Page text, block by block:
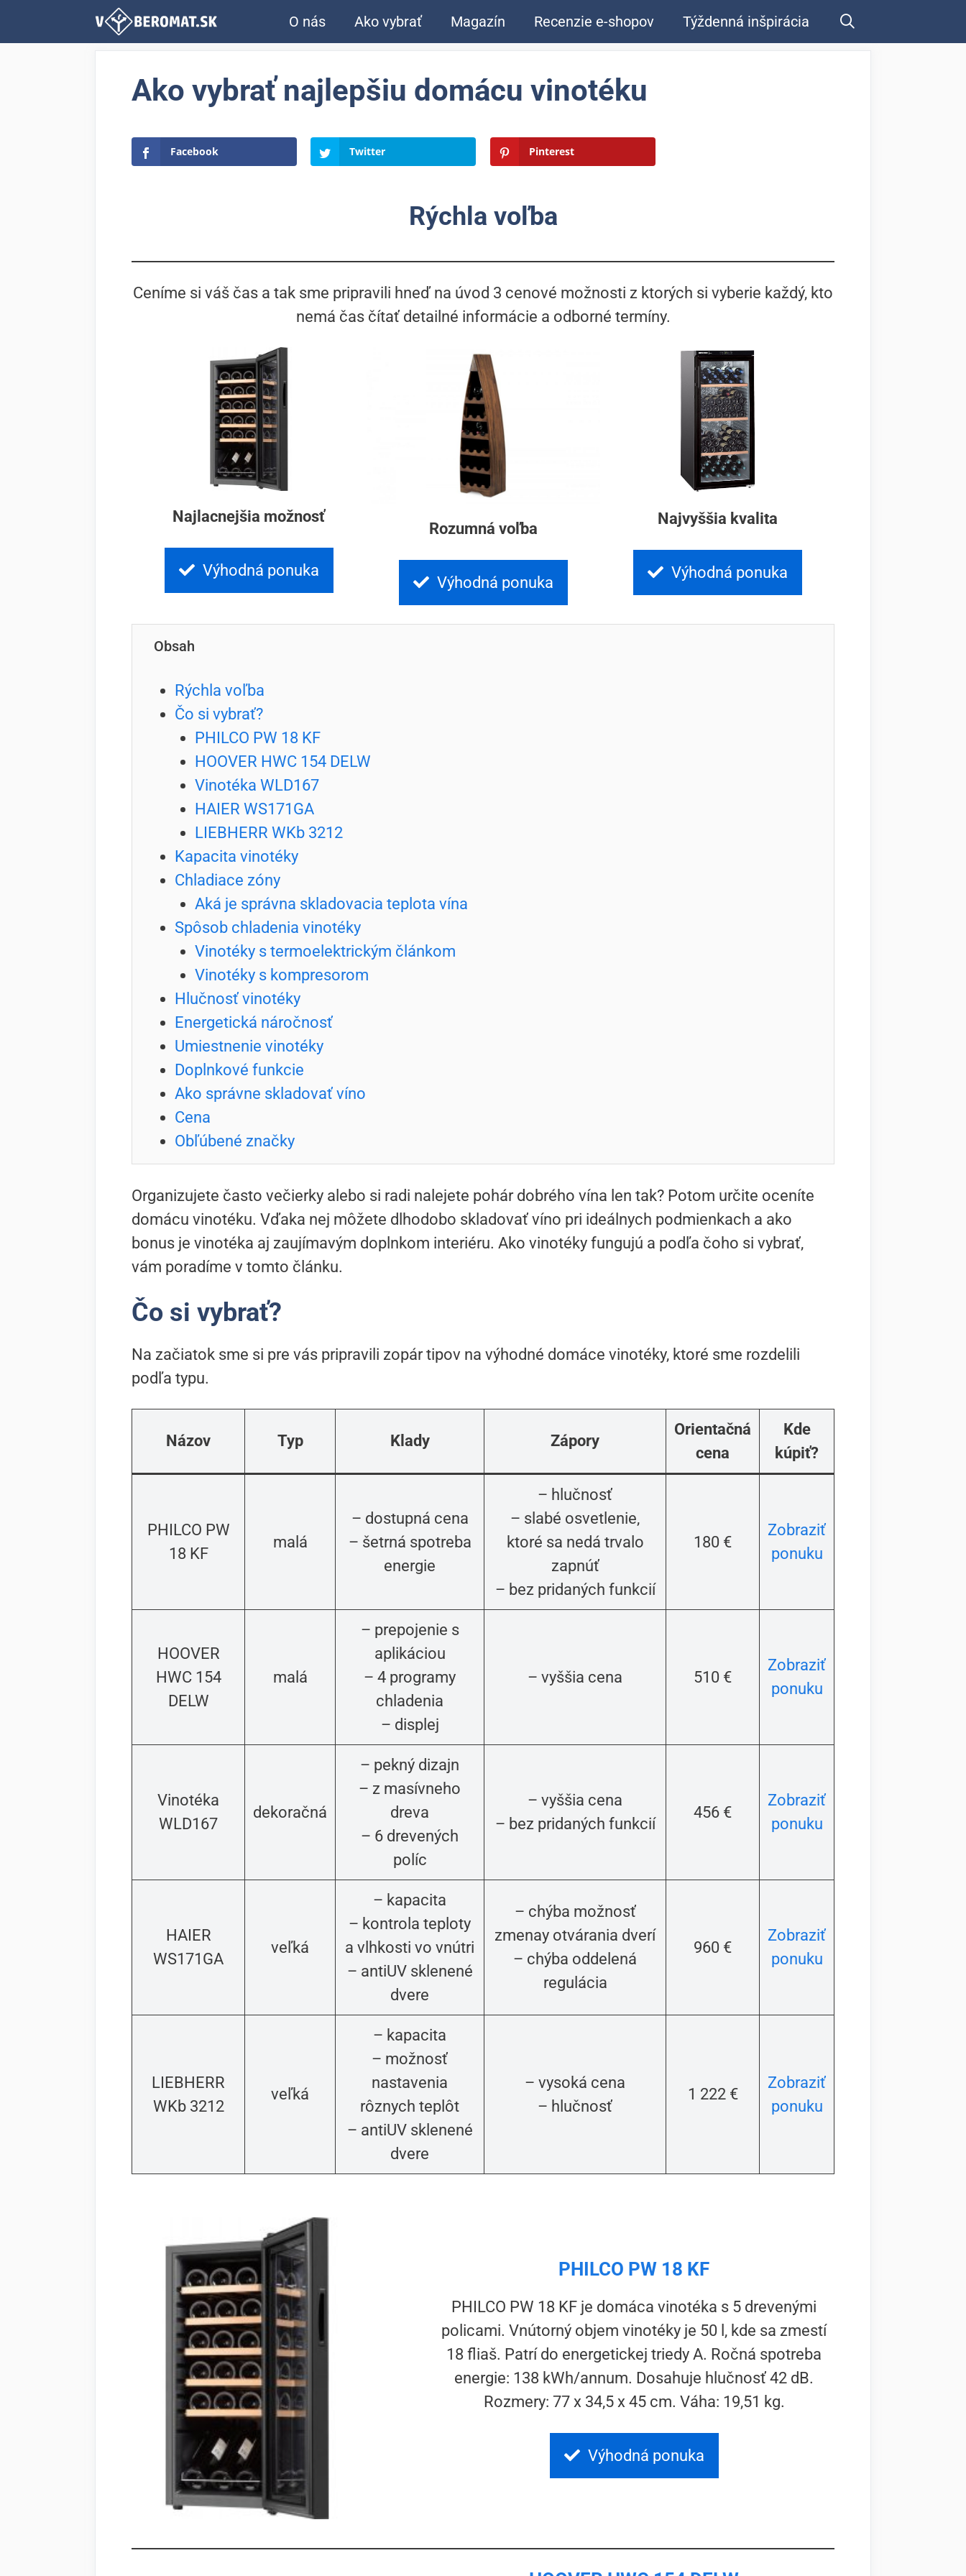
O nás Ako vybrať Magazín Recenzie e-shopov Týždenná inšpirácia
Ako vybrať najlepšiu domácu vinotéku
Facebook Twitter Pinterest
Rýchla voľba
Ceníme si váš čas a tak sme pripravili hneď na úvod 3 cenové možnosti z ktorých si vyberie každý, kto
nemá čas čítať detailné informácie a odborné termíny.
Najlacnejšia možnosť
Výhodná ponuka
Rozumná voľba
Výhodná ponuka
Najvyššia kvalita
Výhodná ponuka
Obsah
Rýchla voľba
Čo si vybrať?
PHILCO PW 18 KF
HOOVER HWC 154 DELW
Vinotéka WLD167
HAIER WS171GA
LIEBHERR WKb 3212
Kapacita vinotéky
Chladiace zóny
Aká je správna skladovacia teplota vína
Spôsob chladenia vinotéky
Vinotéky s termoelektrickým článkom
Vinotéky s kompresorom
Hlučnosť vinotéky
Energetická náročnosť
Umiestnenie vinotéky
Doplnkové funkcie
Ako správne skladovať víno
Cena
Obľúbené značky
Organizujete často večierky alebo si radi nalejete pohár dobrého vína len tak? Potom určite oceníte
domácu vinotéku. Vďaka nej môžete dlhodobo skladovať víno pri ideálnych podmienkach a ako
bonus je vinotéka aj zaujímavým doplnkom interiéru. Ako vinotéky fungujú a podľa čoho si vybrať,
vám poradíme v tomto článku.
Čo si vybrať?
Na začiatok sme si pre vás pripravili zopár tipov na výhodné domáce vinotéky, ktoré sme rozdelili
podľa typu.
Názov Typ Klady Zápory
Orientačná
cena
Kde
kúpiť?
PHILCO PW
18 KF
malá
– dostupná cena
– šetrná spotreba
energie
– hlučnosť
– slabé osvetlenie,
ktoré sa nedá trvalo
zapnúť
– bez pridaných funkcií
180 €
Zobraziť
ponuku
HOOVER
HWC 154
DELW
malá
– prepojenie s
aplikáciou
– 4 programy
chladenia
– displej
– vyššia cena 510 €
Zobraziť
ponuku
Vinotéka
WLD167
dekoračná
– pekný dizajn
– z masívneho
dreva
– 6 drevených
políc
– vyššia cena
– bez pridaných funkcií
456 €
Zobraziť
ponuku
HAIER
WS171GA
veľká
– kapacita
– kontrola teploty
a vlhkosti vo vnútri
– antiUV sklenené
dvere
– chýba možnosť
zmenay otvárania dverí
– chýba oddelená
regulácia
960 €
Zobraziť
ponuku
LIEBHERR
WKb 3212
veľká
– kapacita
– možnosť
nastavenia
rôznych teplôt
– antiUV sklenené
dvere
– vysoká cena
– hlučnosť
1 222 €
Zobraziť
ponuku
PHILCO PW 18 KF
PHILCO PW 18 KF je domáca vinotéka s 5 drevenými
policami. Vnútorný objem vinotéky je 50 l, kde sa zmestí
18 fliaš. Patrí do energetickej triedy A. Ročná spotreba
energie: 138 kWh/annum. Dosahuje hlučnosť 42 dB.
Rozmery: 77 x 34,5 x 45 cm. Váha: 19,51 kg.
Výhodná ponuka